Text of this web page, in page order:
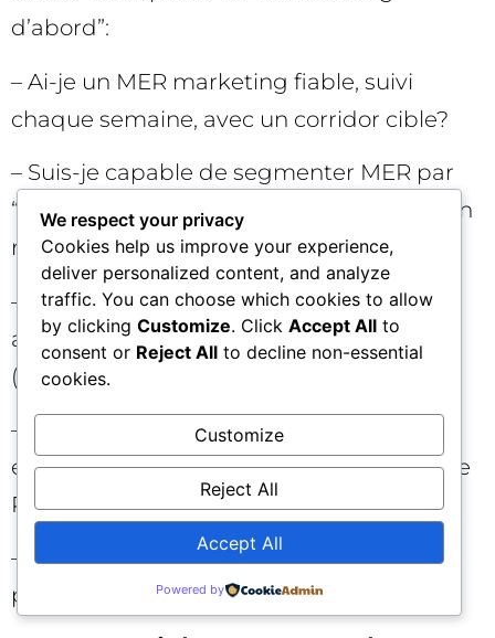
d’abord”:
– Ai-je un MER marketing fiable, suivi
chaque semaine, avec un corridor cible?
– Suis-je capable de segmenter MER par
“nouveaux vs récurrents” pour détecter un
mix malsain?
– Mes tests d’incrémentalité sont-ils
alignés sur des questions précises
(ajouter/couper)?
– Mes décisions d’allocation examinent-
elles l’impact sur le MER, pas seulement le
ROAS plateforme?
– Ai-je documenté les résultats et appris
pour le prochain cycle? ✅
We respect your privacy
Cookies help us improve your experience,
deliver personalized content, and analyze
traffic. You can choose which cookies to allow
by clicking Customize. Click Accept All to
consent or Reject All to decline non-essential
cookies.
Customize
Reject All
Accept All
Powered by